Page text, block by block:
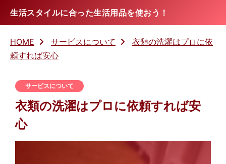
生活スタイルに合った生活用品を使おう！
HOME サービスについて
衣類の洗濯はプロに依
頼すれば安心
サービスについて
衣類の洗濯はプロに依頼すれば安
心